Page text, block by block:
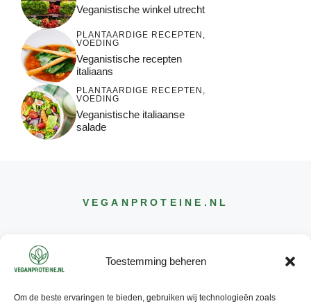
Toestemming beheren
Om de beste ervaringen te bieden, gebruiken wij technologieën zoals
Veganistische winkel utrecht
PLANTAARDIGE RECEPTEN ,
VOEDING
Veganistische recepten
italiaans
PLANTAARDIGE RECEPTEN ,
VOEDING
Veganistische italiaanse
salade
VEGANPROTEINE .NL
CONTACT